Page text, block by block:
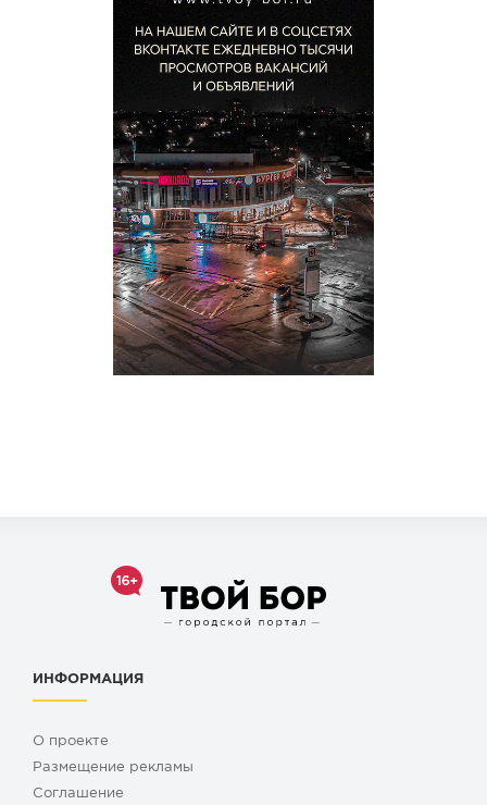
ИНФОРМАЦИЯ
О проекте
Размещение рекламы
Cоглашение